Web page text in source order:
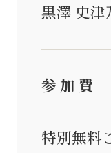
黒澤 史津
参 加 費
特別無料